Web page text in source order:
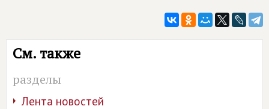
См. также
разделы
Лента новостей